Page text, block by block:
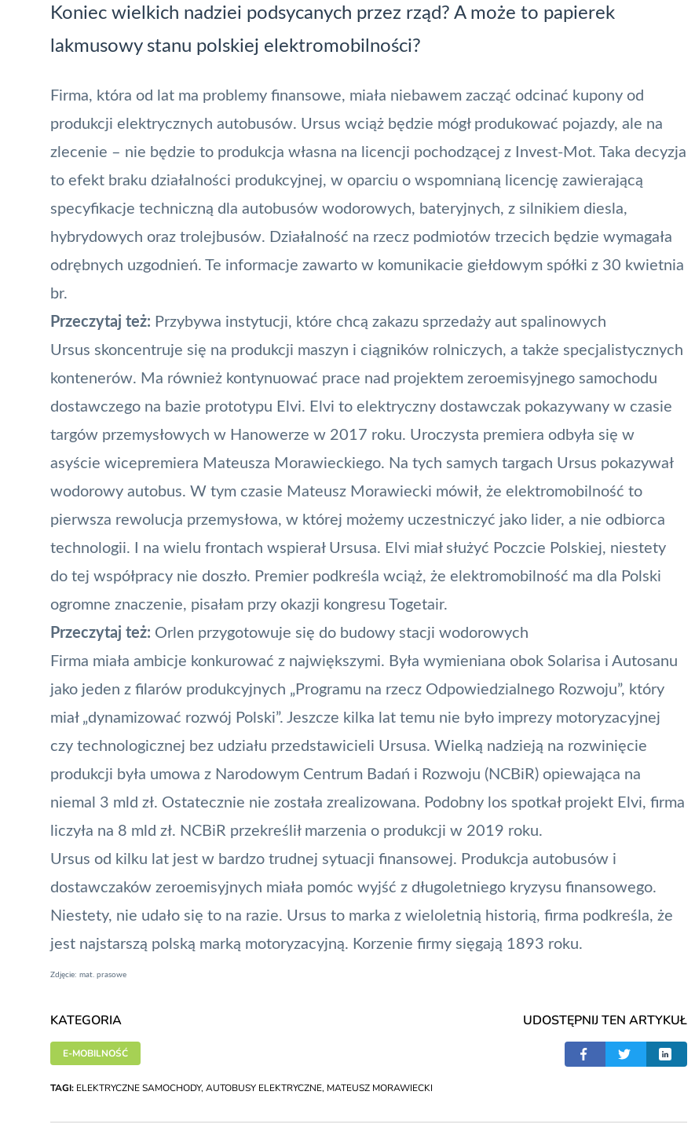
Koniec wielkich nadziei podsycanych przez rząd? A może to papierek
lakmusowy stanu polskiej elektromobilności?
Firma, która od lat ma problemy finansowe, miała niebawem zacząć odcinać kupony od
produkcji elektrycznych autobusów. Ursus wciąż będzie mógł produkować pojazdy, ale na
zlecenie – nie będzie to produkcja własna na licencji pochodzącej z Invest-Mot. Taka decyzja
to efekt braku działalności produkcyjnej, w oparciu o wspomnianą licencję zawierającą
specyfikacje techniczną dla autobusów wodorowych, bateryjnych, z silnikiem diesla,
hybrydowych oraz trolejbusów. Działalność na rzecz podmiotów trzecich będzie wymagała
odrębnych uzgodnień. Te informacje zawarto w komunikacie giełdowym spółki z 30 kwietnia
br.
Przeczytaj też: Przybywa instytucji, które chcą zakazu sprzedaży aut spalinowych
Ursus skoncentruje się na produkcji maszyn i ciągników rolniczych, a także specjalistycznych
kontenerów. Ma również kontynuować prace nad projektem zeroemisyjnego samochodu
dostawczego na bazie prototypu Elvi. Elvi to elektryczny dostawczak pokazywany w czasie
targów przemysłowych w Hanowerze w 2017 roku. Uroczysta premiera odbyła się w
asyście wicepremiera Mateusza Morawieckiego. Na tych samych targach Ursus pokazywał
wodorowy autobus. W tym czasie Mateusz Morawiecki mówił, że elektromobilność to
pierwsza rewolucja przemysłowa, w której możemy uczestniczyć jako lider, a nie odbiorca
technologii. I na wielu frontach wspierał Ursusa. Elvi miał służyć Poczcie Polskiej, niestety
do tej współpracy nie doszło. Premier podkreśla wciąż, że elektromobilność ma dla Polski
ogromne znaczenie, pisałam przy okazji kongresu Togetair.
Przeczytaj też: Orlen przygotowuje się do budowy stacji wodorowych
Firma miała ambicje konkurować z największymi. Była wymieniana obok Solarisa i Autosanu
jako jeden z filarów produkcyjnych „Programu na rzecz Odpowiedzialnego Rozwoju”, który
miał „dynamizować rozwój Polski”. Jeszcze kilka lat temu nie było imprezy motoryzacyjnej
czy technologicznej bez udziału przedstawicieli Ursusa. Wielką nadzieją na rozwinięcie
produkcji była umowa z Narodowym Centrum Badań i Rozwoju (NCBiR) opiewająca na
niemal 3 mld zł. Ostatecznie nie została zrealizowana. Podobny los spotkał projekt Elvi, firma
liczyła na 8 mld zł. NCBiR przekreślił marzenia o produkcji w 2019 roku.
Ursus od kilku lat jest w bardzo trudnej sytuacji finansowej. Produkcja autobusów i
dostawczaków zeroemisyjnych miała pomóc wyjść z długoletniego kryzysu finansowego.
Niestety, nie udało się to na razie. Ursus to marka z wieloletnią historią, firma podkreśla, że
jest najstarszą polską marką motoryzacyjną. Korzenie firmy sięgają 1893 roku.
Zdjęcie: mat. prasowe
KATEGORIA
E-MOBILNOŚĆ
UDOSTĘPNIJ TEN ARTYKUŁ
TAGI: ELEKTRYCZNE SAMOCHODY, AUTOBUSY ELEKTRYCZNE, MATEUSZ MORAWIECKI